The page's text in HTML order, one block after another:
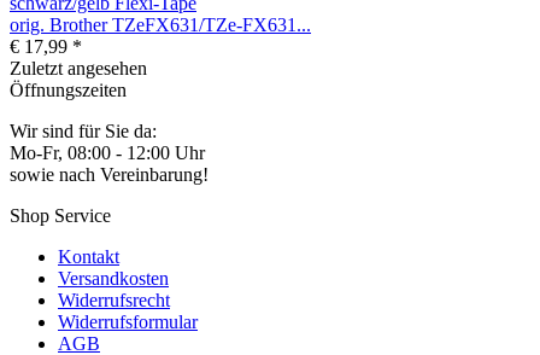
orig. Brother TZeFX631/TZe-FX631...
€ 17,99 *
Zuletzt angesehen
Öffnungszeiten
Wir sind für Sie da:
Mo-Fr, 08:00 - 12:00 Uhr
sowie nach Vereinbarung!
Shop Service
Kontakt
Versandkosten
Widerrufsrecht
Widerrufsformular
AGB